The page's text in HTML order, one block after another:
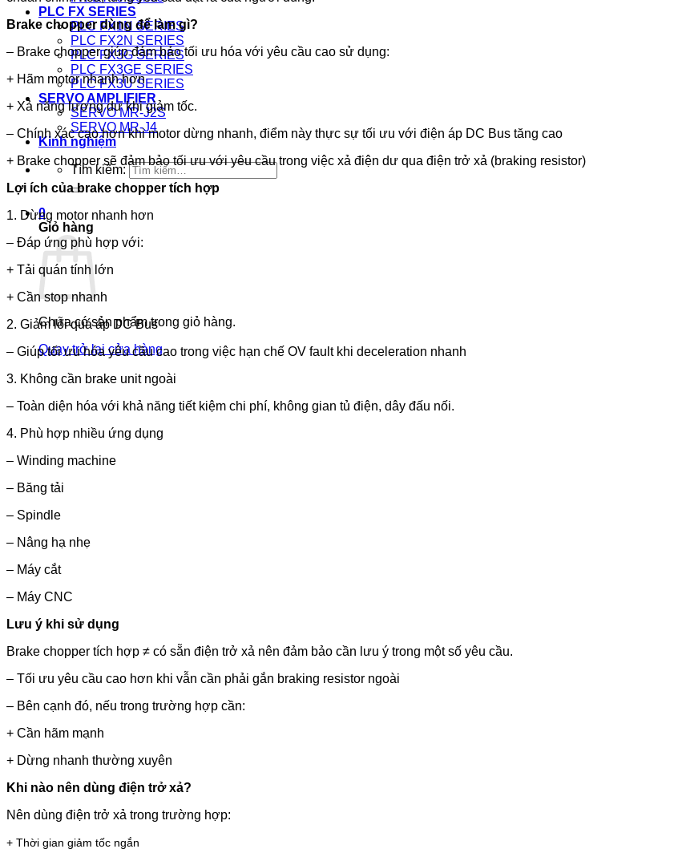
PLC FX SERIES
PLC FX1N SERIES
PLC FX2N SERIES
PLC FX3G SERIES
PLC FX3GE SERIES
PLC FX3U SERIES
SERVO AMPLIFIER
SERVO MR-J2S
SERVO MR-J4
Kinh nghiệm
Tìm kiếm:
0
Giỏ hàng
Chưa có sản phẩm trong giỏ hàng.
Quay trở lại cửa hàng
Brake chopper dùng để làm gì?
– Brake chopper giúp đảm bảo tối ưu hóa với yêu cầu cao sử dụng:
+ Hãm motor nhanh hơn
+ Xả năng lượng dư khi giảm tốc.
– Chính xác cao hơn khi motor dừng nhanh, điểm này thực sự tối ưu với điện áp DC Bus tăng cao
+ Brake chopper sẽ đảm bảo tối ưu với yêu cầu trong việc xả điện dư qua điện trở xả (braking resistor)
Lợi ích của brake chopper tích hợp
1. Dừng motor nhanh hơn
– Đáp ứng phù hợp với:
+ Tải quán tính lớn
+ Cần stop nhanh
2. Giảm lỗi quá áp DC Bus
– Giúp tối ưu hóa yêu cầu cao trong việc hạn chế OV fault khi deceleration nhanh
3. Không cần brake unit ngoài
– Toàn diện hóa với khả năng tiết kiệm chi phí, không gian tủ điện, dây đấu nối.
4. Phù hợp nhiều ứng dụng
– Winding machine
– Băng tải
– Spindle
– Nâng hạ nhẹ
– Máy cắt
– Máy CNC
Lưu ý khi sử dụng
Brake chopper tích hợp ≠ có sẵn điện trở xả nên đảm bảo cần lưu ý trong một số yêu cầu.
– Tối ưu yêu cầu cao hơn khi vẫn cần phải gắn braking resistor ngoài
– Bên cạnh đó, nếu trong trường hợp cần:
+ Cần hãm mạnh
+ Dừng nhanh thường xuyên
Khi nào nên dùng điện trở xả?
Nên dùng điện trở xả trong trường hợp:
+ Thời gian giảm tốc ngắn